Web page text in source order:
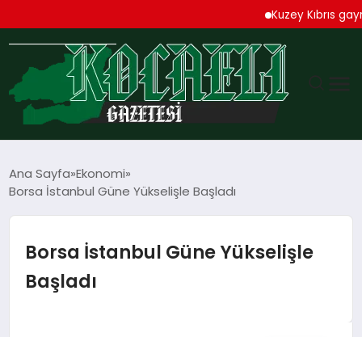
Kuzey Kıbrıs
EKONOMI
SPOR
Ana Sayfa Ekonomi
Borsa İstanbul Güne Yükselişle Başladı
Borsa İstanbul Güne Yükselişle
Başladı